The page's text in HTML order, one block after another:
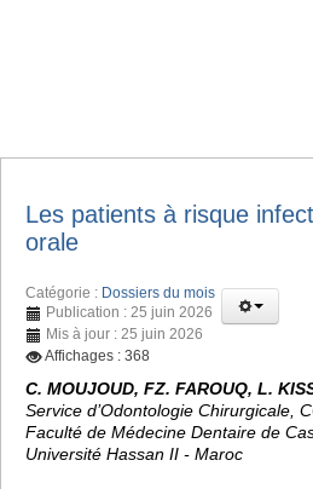
Les patients à risque
orale
Catégorie : Dossiers du mois
Publication : 25 juin 2026
Mis à jour : 25 juin 2026
Affichages : 368
C. MOUJOUD, FZ. FAROUQ, L.
Service d’Odontologie Chirurgicale,
Faculté de Médecine Dentaire de
Université Hassan II - Maroc